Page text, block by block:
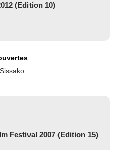
(Edition 10)
Festival 2007 (Edition 15)